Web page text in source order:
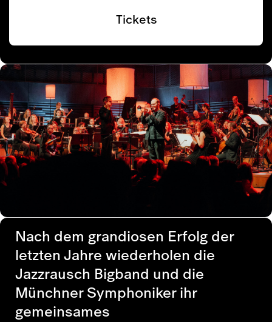
Tickets
Nach dem grandiosen Erfolg der
letzten Jahre wiederholen die
Jazzrausch Bigband und die
Münchner Symphoniker ihr
gemeinsames